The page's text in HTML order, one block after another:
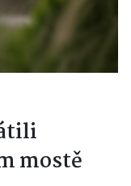
mostě